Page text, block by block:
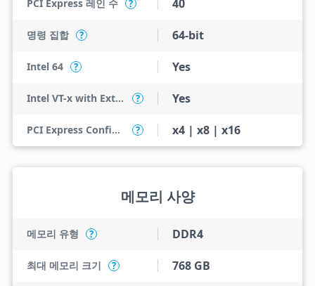
PCI Express 레인 수 ? 40
명령 집합 ? 64-bit
Intel 64 ? Yes
Intel VT-x with Extended Page Tables (EPT) ? Yes
PCI Express Configurations ? x4 | x8 | x16
메모리 사양
메모리 유형 ? DDR4
최대 메모리 크기 ? 768 GB